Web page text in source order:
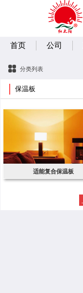
首页 公司
分类列表
保温板
适能复合保温板